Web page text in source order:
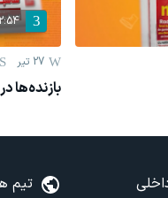
27 تیر
بازنده‌ها
تیم